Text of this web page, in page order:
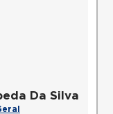
Da Silva